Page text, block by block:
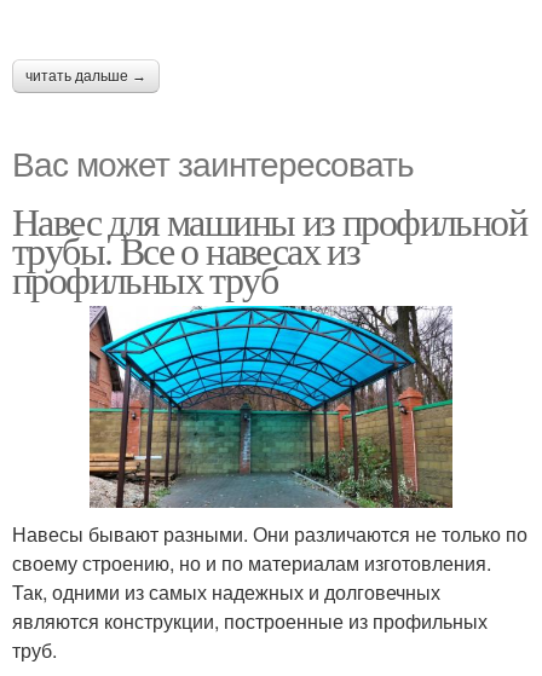
читать дальше →
Вас может заинтересовать
Навес для машины из профильной
трубы. Все о навесах из
профильных труб
Навесы бывают разными. Они различаются не только по
своему строению, но и по материалам изготовления.
Так, одними из самых надежных и долговечных
являются конструкции, построенные из профильных
труб.